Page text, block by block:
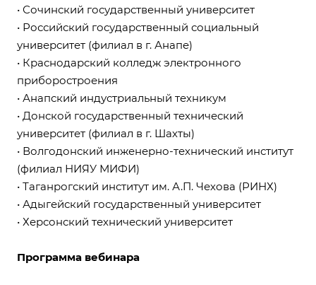
• Сочинский государственный университет
• Российский государственный социальный
университет (филиал в г. Анапе)
• Краснодарский колледж электронного
приборостроения
• Анапский индустриальный техникум
• Донской государственный технический
университет (филиал в г. Шахты)
• Волгодонский инженерно-технический институт
(филиал НИЯУ МИФИ)
• Таганрогский институт им. А.П. Чехова (РИНХ)
• Адыгейский государственный университет
• Херсонский технический университет
Программа вебинара